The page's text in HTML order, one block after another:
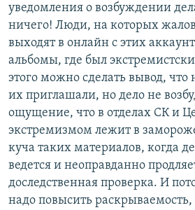
уведомления о возбуждении
ничего! Люди, на которых
выходят в онлайн с этих
альбомы, где был
этого можно сделать вывод, что
их приглашали, но дело не
ощущение, что в отделах СК и
экстремизмом лежит в
куча таких материалов, когда
ведется и неоправданно
доследственная проверка. И
надо повысить раскрываемость,